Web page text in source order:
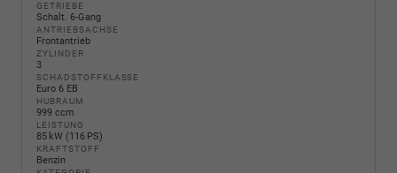
GETRIEBE
Schalt. 6-Gang
ANTRIEBSACHSE
Frontantrieb
ZYLINDER
3
SCHADSTOFFKLASSE
Euro 6 EB
HUBRAUM
999 ccm
LEISTUNG
85 kW (116 PS)
KRAFTSTOFF
Benzin